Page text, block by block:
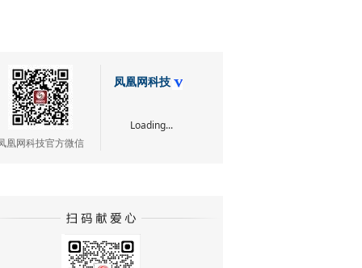
凰网科技官方微信
凤凰网科技
Loading...